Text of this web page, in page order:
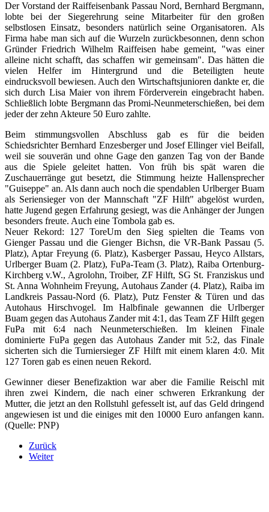
Der Vorstand der Raiffeisenbank Passau Nord, Bernhard Bergmann,
lobte bei der Siegerehrung seine Mitarbeiter für den großen
selbstlosen Einsatz, besonders natürlich seine Organisatoren. Als
Firma habe man sich auf die Wurzeln zurückbesonnen, denn schon
Gründer Friedrich Wilhelm Raiffeisen habe gemeint, "was einer
alleine nicht schafft, das schaffen wir gemeinsam". Das hätten die
vielen Helfer im Hintergrund und die Beteiligten heute
eindrucksvoll bewiesen. Auch den Wirtschaftsjunioren dankte er, die
sich durch Lisa Maier von ihrem Förderverein eingebracht haben.
Schließlich lobte Bergmann das Promi-Neunmeterschießen, bei dem
jeder der zehn Akteure 50 Euro zahlte.
Beim stimmungsvollen Abschluss gab es für die beiden
Schiedsrichter Bernhard Enzesberger und Josef Ellinger viel Beifall,
weil sie souverän und ohne Gage den ganzen Tag von der Bande
aus die Spiele geleitet hatten. Von früh bis spät waren die
Zuschauerränge gut besetzt, die Stimmung heizte Hallensprecher
"Guiseppe" an. Als dann auch noch die spendablen Urlberger Buam
als Seriensieger von der Mannschaft "ZF Hilft" abgelöst wurden,
hatte Jugend gegen Erfahrung gesiegt, was die Anhänger der Jungen
besonders freute. Auch eine Tombola gab es.
Neuer Rekord: 127 ToreUm den Sieg spielten die Teams von
Gienger Passau und die Gienger Bichsn, die VR-Bank Passau (5.
Platz), Aptar Freyung (6. Platz), Kasberger Passau, Heyco Allstars,
Urlberger Buam (2. Platz), FuPa-Team (3. Platz), Raiba Ortenburg-
Kirchberg v.W., Agrolohn, Troiber, ZF Hilft, SG St. Franziskus und
St. Anna Wohnheim Freyung, Autohaus Zander (4. Platz), Raiba im
Landkreis Passau-Nord (6. Platz), Putz Fenster & Türen und das
Autohaus Hirschvogel. Im Halbfinale gewannen die Urlberger
Buam gegen das Autohaus Zander mit 4:1, das Team ZF Hilft gegen
FuPa mit 6:4 nach Neunmeterschießen. Im kleinen Finale
dominierte FuPa gegen das Autohaus Zander mit 5:2, das Finale
sicherten sich die Turniersieger ZF Hilft mit einem klaren 4:0. Mit
127 Toren gab es einen neuen Rekord.
Gewinner dieser Benefizaktion war aber die Familie Reischl mit
ihren zwei Kindern, die nach einer schweren Erkrankung der
Mutter, die jetzt an den Rollstuhl gefesselt ist, auf das Geld dringend
angewiesen ist und die einiges mit den 10000 Euro anfangen kann.
(Quelle: PNP)
Zurück
Weiter